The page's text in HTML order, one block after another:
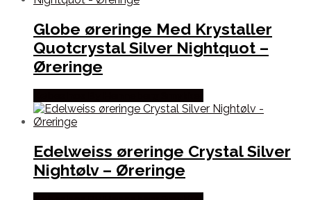
Globe øreringe Med Krystaller
Quotcrystal Silver Nightquot –
Øreringe
Edelweiss øreringe Crystal Silver
Nightølv – Øreringe